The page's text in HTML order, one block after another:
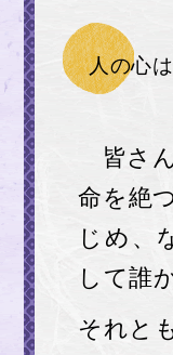
人の心
皆さ
命を絶
じめ、
して誰
それと